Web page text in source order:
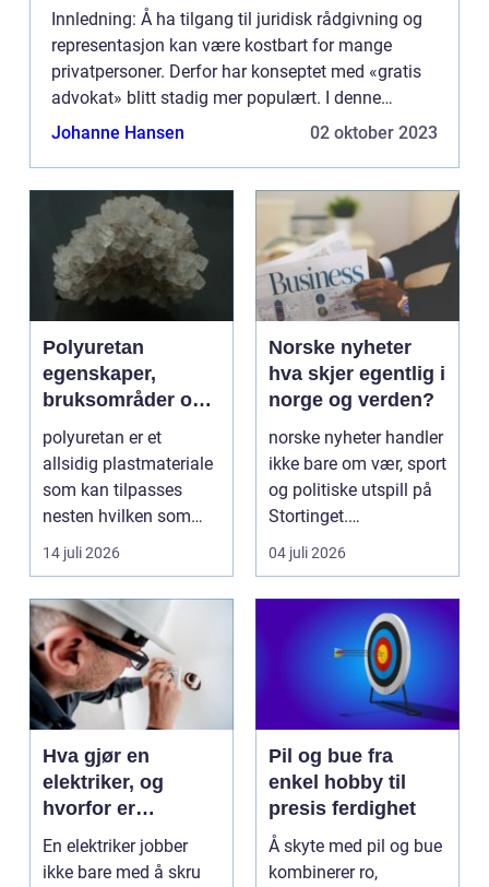
Innledning: Å ha tilgang til juridisk rådgivning og
representasjon kan være kostbart for mange
privatpersoner. Derfor har konseptet med «gratis
advokat» blitt stadig mer populært. I denne
artikkelen vil vi dykke ned i hva gratis advokat e...
Johanne Hansen 02 oktober 2023
Polyuretan
egenskaper,
bruksområder og
fordeler i
industrien
polyuretan er et
allsidig plastmateriale
som kan tilpasses
nesten hvilken som
helst oppgave. Fra
myk...
14 juli 2026
Norske nyheter
hva skjer egentlig i
norge og verden?
norske nyheter handler
ikke bare om vær, sport
og politiske utspill på
Stortinget.
Nyhetsbildet form...
04 juli 2026
Hva gjør en
elektriker, og
hvorfor er
fagkunnskap så
viktig?
En elektriker jobber
ikke bare med å skru
Pil og bue fra
enkel hobby til
presis ferdighet
Å skyte med pil og bue
kombinerer ro,